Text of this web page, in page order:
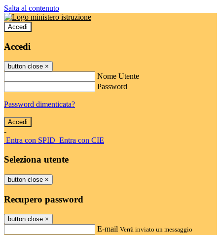
Salta al contenuto
Accedi
Accedi
button close ×
Nome Utente
Password
Password dimenticata?
-
Entra con SPID Entra con CIE
Seleziona utente
button close ×
Recupero password
button close ×
E-mail Verrà inviato un messaggio